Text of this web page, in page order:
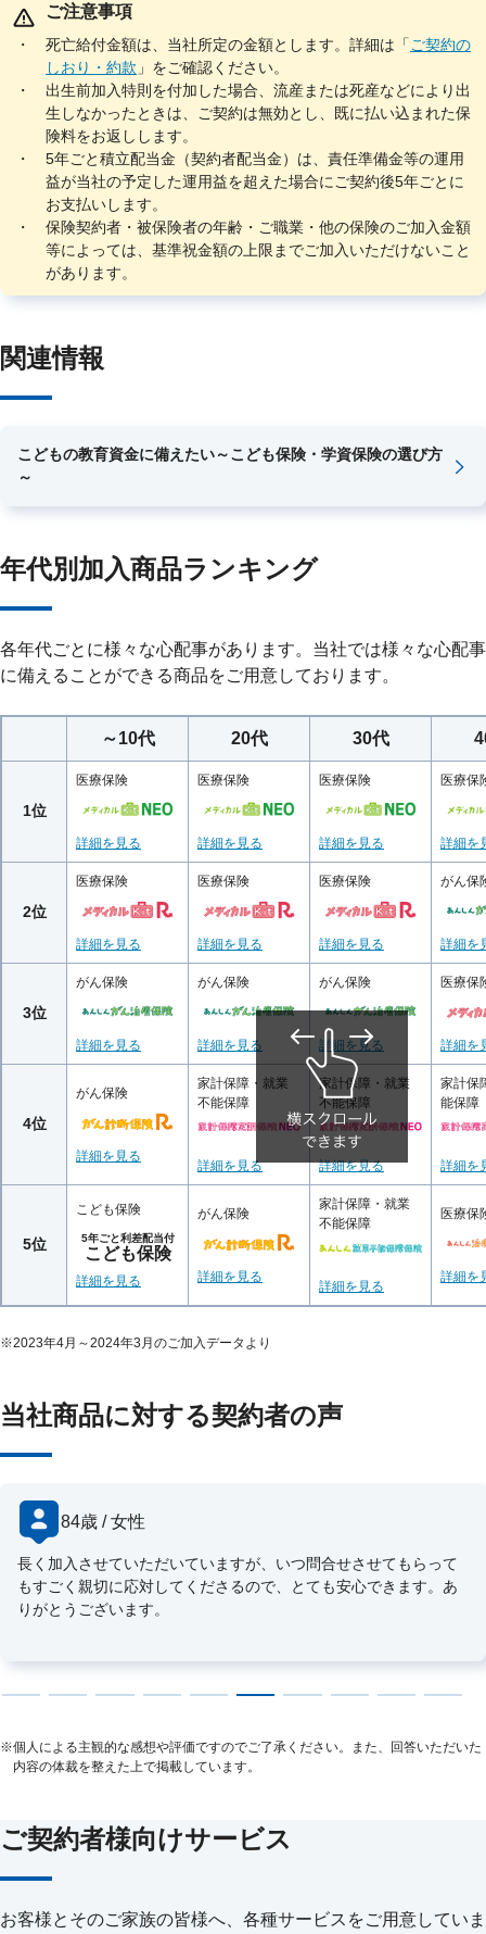
(※1) 不慮の事故の日からその日を含めて180日以内に所定のお支払事由または免責
事由に該当した場合、保険金のお支払いまたは保険料払込みの免除の対象となり
ます。
(※2) 死亡給付金額は、当社所定の金額とします。詳細は、普通保険約款の別表を
ご確認ください。
ご注意事項
死亡給付金額は、当社所定の金額とします。詳細は「 ご契約の
しおり・約款 」をご確認ください。
出生前加入特則を付加した場合、流産または死産などにより出
生しなかったときは、ご契約は無効とし、既に払い込まれた保
険料をお返しします。
5年ごと積立配当金（契約者配当金）は、責任準備金等の運用
益が当社の予定した運用益を超えた場合にご契約後5年ごとに
お支払いします。
保険契約者・被保険者の年齢・ご職業・他の保険のご加入金額
等によっては、基準祝金額の上限までご加入いただけないこと
があります。
関連情報
こどもの教育資金に備えたい～こども保険・学資保険の選び方
～
年代別加入商品ランキング
各年代ごとに様々な心配事があります。当社では様々な心配事
に備えることができる商品をご用意しております。
～10代 20代 30代
1位
医療保険
詳細を見る
医療保険
詳細を見る
医療保険
詳細を見る
医療保
詳細を
2位
医療保険
詳細を見る
医療保険
詳細を見る
医療保険
詳細を見る
がん保
詳細を
3位
がん保険
詳細を見る
がん保険
詳細を見る
がん保険
詳細を見る
医療保
詳細を
4位
がん保険
詳細を見る
家計保障・就業
不能保障
詳細を見る
家計保障・就業
不能保障
詳細を見る
家計保
能保障
詳細を
5位
こども保険
5年ごと利差配当付
こども保険
詳細を見る
がん保険
詳細を見る
家計保障・就業
不能保障
詳細を見る
医療保
詳細を
※2023年4月～2024年3月のご加入データより
当社商品に対する契約者の声
84歳 / 女性
長く加入させていただいていますが、いつ問合せさせてもらって
もすごく親切に応対してくださるので、とても安心できます。あ
りがとうございます。
※個人による主観的な感想や評価ですのでご了承ください。また、回答いただいた
内容の体裁を整えた上で掲載しています。
ご契約者様向けサービス
お客様とそのご家族の皆様へ、各種サービスをご用意していま